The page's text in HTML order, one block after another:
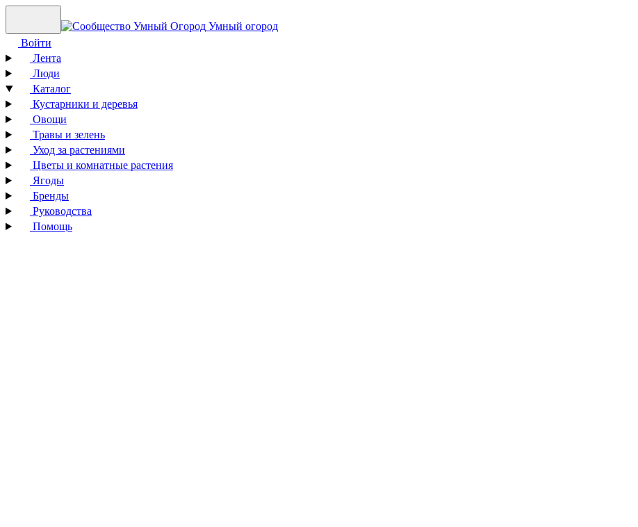
Умный огород
Войти
Лента
Люди
Каталог
Кустарники и деревья
Овощи
Травы и зелень
Уход за растениями
Цветы и комнатные растения
Ягоды
Бренды
Руководства
Помощь